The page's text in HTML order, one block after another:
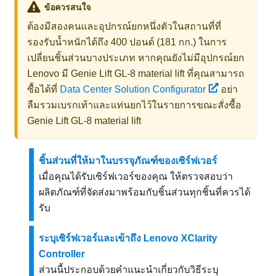
ข้อควรสนใจ
ต้องมีสองคนและอุปกรณ์ยกหนึ่งตัวในสถานที่ที่
รองรับน้ำหนักได้ถึง 400 ปอนด์ (181 กก.) ในการ
เปลี่ยนชิ้นส่วนบางประเภท หากคุณยังไม่มีอุปกรณ์ยก
Lenovo มี Genie Lift GL-8 material liftที่คุณสามารถ
ซื้อได้ที่ Data Center Solution Configurator
อย่า
ลืมรวมเบรกเท้าและแท่นยกไว้ในรายการขณะสั่งซื้อ
Genie Lift GL-8 material lift
ชิ้นส่วนที่ให้มาในบรรจุภัณฑ์ของเซิร์ฟเวอร์
เมื่อคุณได้รับเซิร์ฟเวอร์ของคุณ ให้ตรวจสอบว่า
ผลิตภัณฑ์ที่จัดส่งมาพร้อมกับชิ้นส่วนทุกชิ้นที่ควรได้
รับ
ระบุเซิร์ฟเวอร์และเข้าถึง Lenovo XClarity
Controller
ส่วนนี้ประกอบด้วยคำแนะนำเกี่ยวกับวิธีระบุ